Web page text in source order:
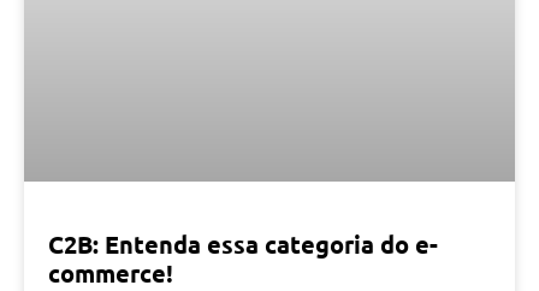
C2B: Entenda essa categoria do e-
commerce!